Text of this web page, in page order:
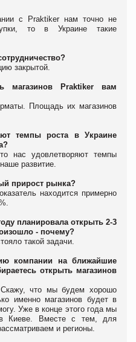
с Praktiker нам точно не
то в Украине такие
закрытой.
Praktiker вам
Площадь их магазинов
темпы роста в Украине
нас удовлетворяют темпы
развитие.
прирост рынка?
находится примерно
планировала открыть 2-3
- почему?
такой задачи.
компании на ближайшие
открыть магазинов
что мы будем хорошо
именно магазинов будет в
Уже в конце этого года мы
Киеве. Вместе с тем, для
и регионы.